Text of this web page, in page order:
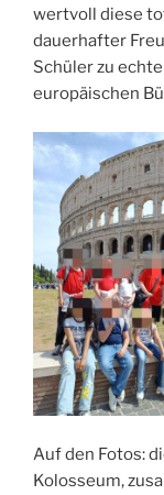
wertvoll diese
dauerhafter
Schüler zu
europäischen
Auf den Fotos:
Kolosseum,